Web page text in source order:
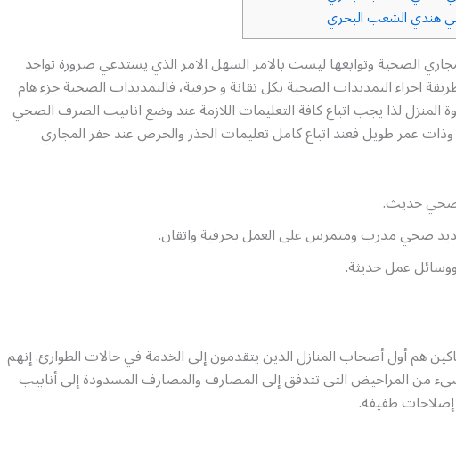
هندي الشعب البحري
الصحية وتوابعها ليست بالامر السهل الامر الذي يستدعي ضرورة تواجد
اجراء التمديدات الصحية بكل تقانة و حرفية، فالتمديدات الصحية جزء هام
لذا يجب اتباع كافة التعليمات اللازمة عند وضع انابيب الصرف الصحي
عمر طويل فعند اتباع كامل تعليمات الحذر والحرص عند حفر المجاري
صحي حديث.
صحي مدرب ومتمرس على العمل بحرفية واتقان.
عمل حديثة.
هم أول أصحاب المنازل الذين يتقدمون إلى الخدمة في حالات الطوارئ. إنهم
من المراحيض التي تتدفق إلى المصارف والمصارف المسدودة إلى أنابيب
إصلاحات طفيفة.